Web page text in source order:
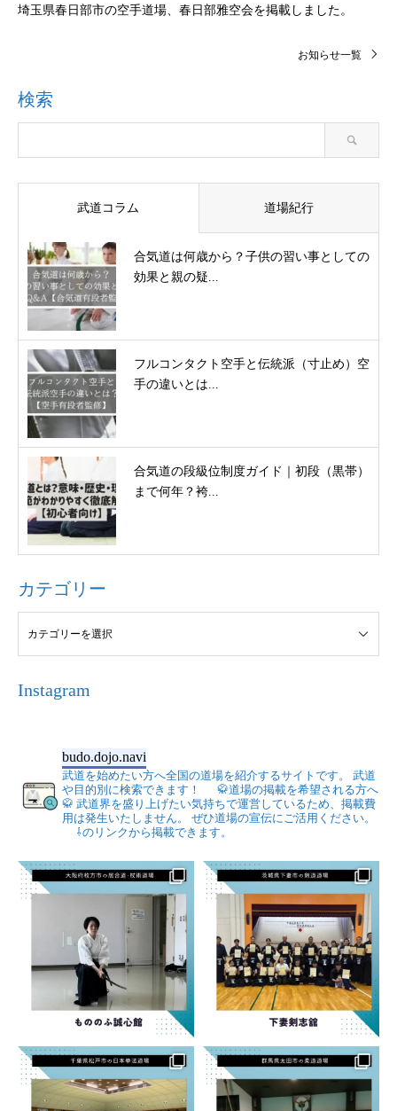
埼玉県春日部市の空手道場、春日部雅空会を掲載しました。
お知らせ一覧
検索
武道コラム 道場紀行
合気道は何歳から？子供の習い事としての
効果と親の疑...
フルコンタクト空手と伝統派（寸止め）空
手の違いとは...
合気道の段級位制度ガイド｜初段（黒帯）
まで何年？袴...
カテゴリー
Instagram
budo.dojo.navi
武道を始めたい方へ全国の道場を紹介するサイトです。
武道
や目的別に検索できます！
🥋道場の掲載を希望される方へ
🥋 武道界を盛り上げたい気持ちで運営しているため、掲載費
用は発生いたしません。
ぜひ道場の宣伝にご活用ください。
⇩のリンクから掲載できます。